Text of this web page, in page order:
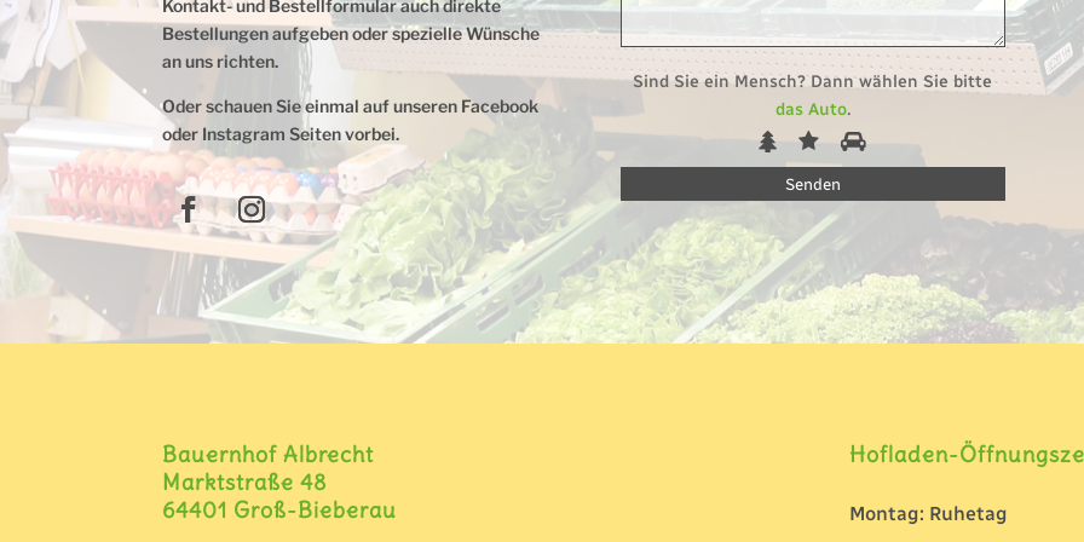
Kontakt- und Bestellformular auch direkte
Bestellungen aufgeben oder spezielle Wünsche
an uns richten.
Oder schauen Sie einmal auf unseren Facebook
oder Instagram Seiten vorbei.
Sind Sie ein Mensch? Dann wählen Sie bitte
das Auto.
Sind
Sie
Mensch?
Dann
wählen
Sie
bitte
2
Bauernhof Albrecht
Marktstraße 48
64401 Groß-Bieberau
Hofladen-
Montag: Ruhetag